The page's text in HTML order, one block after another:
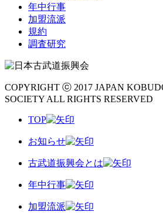
年中行事
加盟流派
規約
調査研究
COPYRIGHT ⓒ 2017 JAPAN
SOCIETY ALL RIGHTS RESERVED
TOP
お知らせ
古武道振興会とは
年中行事
加盟流派